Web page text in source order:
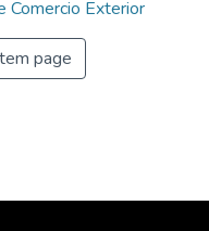
Comercio Exterior
page